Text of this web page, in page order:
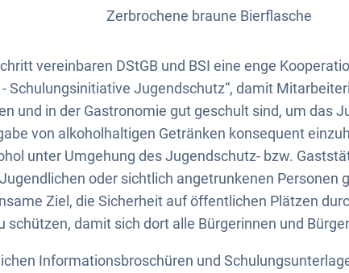
vereinbaren DStGB und BSI eine enge
Schulungsinitiative Jugendschutz“, damit
und in der Gastronomie gut geschult sind, um das
von alkoholhaltigen Getränken konsequent
unter Umgehung des Jugendschutz- bzw.
oder sichtlich angetrunkenen Personen
Ziel, die Sicherheit auf öffentlichen Plätzen
schützen, damit sich dort alle Bürgerinnen und
Informationsbroschüren und